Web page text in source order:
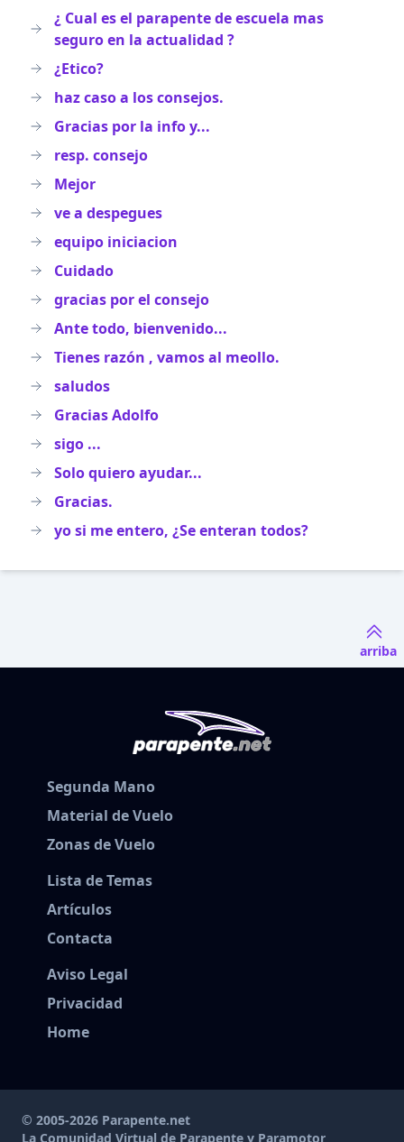
¿ Cual es el parapente de escuela mas
seguro en la actualidad ?
¿Etico?
haz caso a los consejos.
Gracias por la info y...
resp. consejo
Mejor
ve a despegues
equipo iniciacion
Cuidado
gracias por el consejo
Ante todo, bienvenido...
Tienes razón , vamos al meollo.
saludos
Gracias Adolfo
sigo ...
Solo quiero ayudar...
Gracias.
yo si me entero, ¿Se enteran todos?
arriba
Segunda Mano
Material de Vuelo
Zonas de Vuelo
Lista de Temas
Artículos
Contacta
Aviso Legal
Privacidad
Home
© 2005-2026 Parapente.net
La Comunidad Virtual de Parapente y Paramotor